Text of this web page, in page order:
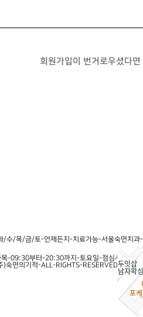
회원가입이 번거로우셨다면